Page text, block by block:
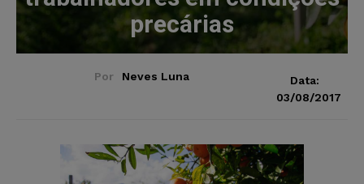
precárias
Por Neves Luna
Data:
03/08/2017